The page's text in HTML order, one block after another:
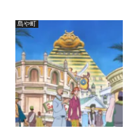
島や町